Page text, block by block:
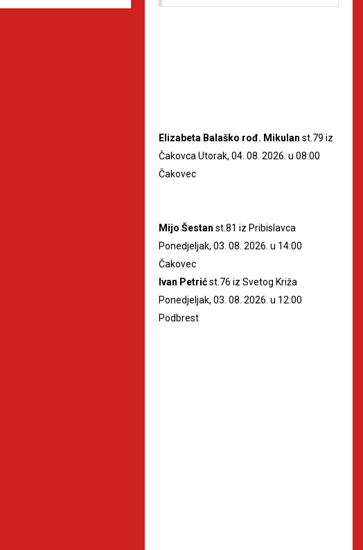
Elizabeta Balaško rođ. Mikulan st.79 iz
Čakovca Utorak, 04. 08. 2026. u 08:00
Čakovec
Mijo Šestan st.81 iz Pribislavca
Ponedjeljak, 03. 08. 2026. u 14:00
Čakovec
Ivan Petrićst.76 iz Svetog Križa
Ponedjeljak, 03. 08. 2026. u 12:00
Podbrest